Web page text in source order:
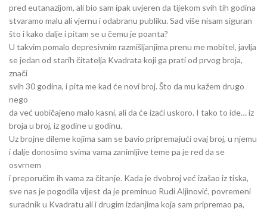
pred eutanazijom, ali bio sam ipak uvjeren da tijekom svih tih godina
stvaramo malu ali vjernu i odabranu publiku. Sad više nisam siguran
što i kako dalje i pitam se u čemu je poanta?
U takvim pomalo depresivnim razmišljanjima prenu me mobitel, javlja
se jedan od starih čitatelja Kvadrata koji ga prati od prvog broja,
znači
svih 30 godina, i pita me kad će novi broj. Što da mu kažem drugo
nego
da već uobičajeno malo kasni, ali da će izaći uskoro. I tako to ide… iz
broja u broj, iz godine u godinu.
Uz brojne dileme kojima sam se bavio pripremajući ovaj broj, u njemu
i dalje donosimo svima vama zanimljive teme pa je red da se
osvrnem
i preporučim ih vama za čitanje. Kada je dvobroj već izašao iz tiska,
sve nas je pogodila vijest da je preminuo Rudi Aljinović, povremeni
suradnik u Kvadratu ali i drugim izdanjima koja sam pripremao pa,